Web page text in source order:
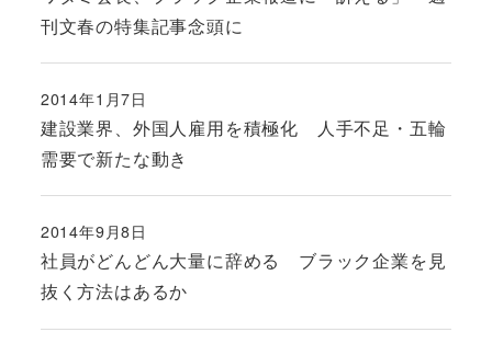
刊文春の特集記事念頭に
建設業界、外国人雇用を積極化 人手不足・五輪
需要で新たな動き
投稿日
2014年1月7日
社員がどんどん大量に辞める ブラック企業を見
抜く方法はあるか
投稿日
2014年9月8日